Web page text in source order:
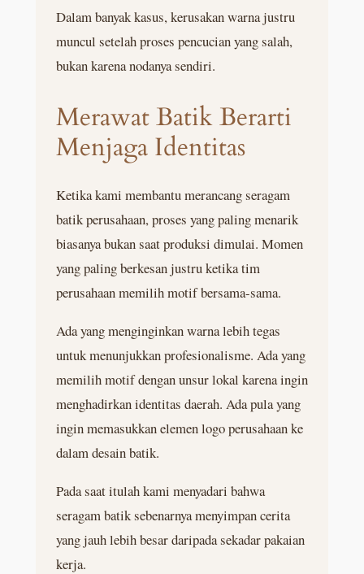
Dalam banyak kasus, kerusakan warna justru
muncul setelah proses pencucian yang salah,
bukan karena nodanya sendiri.
Merawat Batik Berarti
Menjaga Identitas
Ketika kami membantu merancang seragam
batik perusahaan, proses yang paling menarik
biasanya bukan saat produksi dimulai. Momen
yang paling berkesan justru ketika tim
perusahaan memilih motif bersama-sama.
Ada yang menginginkan warna lebih tegas
untuk menunjukkan profesionalisme. Ada yang
memilih motif dengan unsur lokal karena ingin
menghadirkan identitas daerah. Ada pula yang
ingin memasukkan elemen logo perusahaan ke
dalam desain batik.
Pada saat itulah kami menyadari bahwa
seragam batik sebenarnya menyimpan cerita
yang jauh lebih besar daripada sekadar pakaian
kerja.